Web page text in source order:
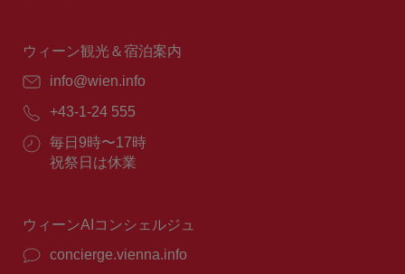
間：
ウィーン観光＆宿泊案内
E
ー
ル：
info@wien.info
電
番
号：
+43-1-24 555
営
業
毎日9時〜17時
祝祭日は休業
ウィーンAIコンシェルジュ
concierge.vienna.info